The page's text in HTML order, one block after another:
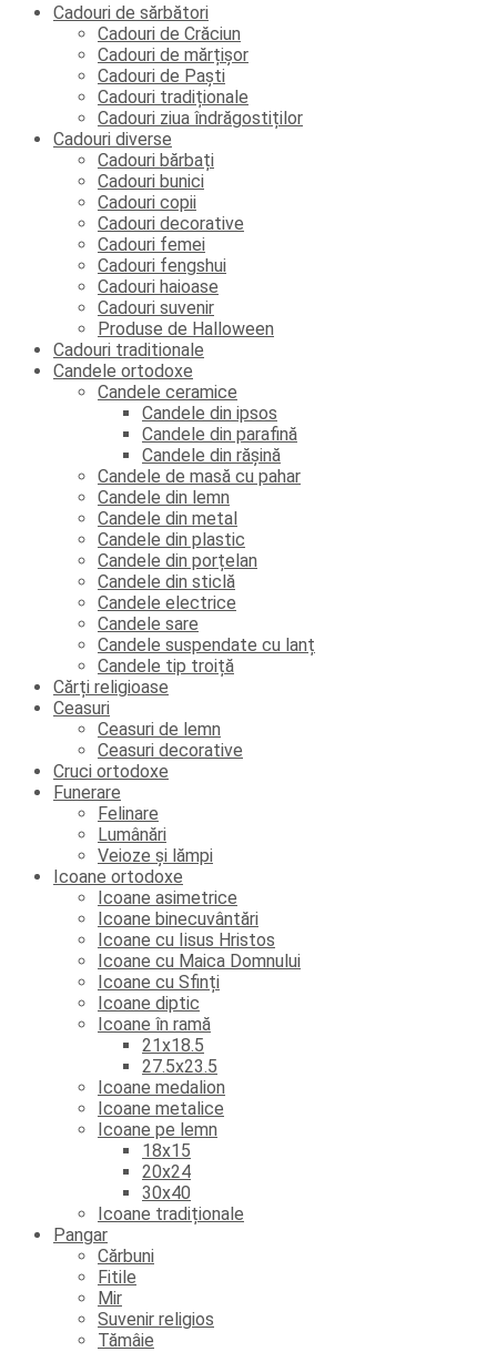
Cadouri de sărbători
Cadouri de Crăciun
Cadouri de mărțișor
Cadouri de Paști
Cadouri tradiționale
Cadouri ziua îndrăgostiților
Cadouri diverse
Cadouri bărbați
Cadouri bunici
Cadouri copii
Cadouri decorative
Cadouri femei
Cadouri fengshui
Cadouri haioase
Cadouri suvenir
Produse de Halloween
Cadouri traditionale
Candele ortodoxe
Candele ceramice
Candele din ipsos
Candele din parafină
Candele din rășină
Candele de masă cu pahar
Candele din lemn
Candele din metal
Candele din plastic
Candele din porțelan
Candele din sticlă
Candele electrice
Candele sare
Candele suspendate cu lanț
Candele tip troiță
Cărți religioase
Ceasuri
Ceasuri de lemn
Ceasuri decorative
Cruci ortodoxe
Funerare
Felinare
Lumânări
Veioze și lămpi
Icoane ortodoxe
Icoane asimetrice
Icoane binecuvântări
Icoane cu Iisus Hristos
Icoane cu Maica Domnului
Icoane cu Sfinți
Icoane diptic
Icoane în ramă
21x18.5
27.5x23.5
Icoane medalion
Icoane metalice
Icoane pe lemn
18x15
20x24
30x40
Icoane tradiționale
Pangar
Cărbuni
Fitile
Mir
Suvenir religios
Tămâie